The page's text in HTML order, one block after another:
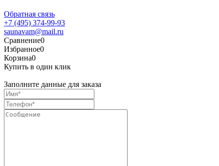
Обратная связь
+7 (495) 374-99-93
saunavam@mail.ru
Сравнение0
Избранное0
Корзина0
Купить в один клик
Заполните данные для заказа